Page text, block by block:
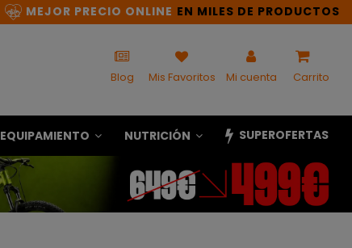
MEJOR PRECIO ONLINE EN MILES DE PRODUCTOS
Blog Mis Favoritos Mi cuenta Carrito
EQUIPAMIENTO NUTRICIÓN SUPEROFERTAS